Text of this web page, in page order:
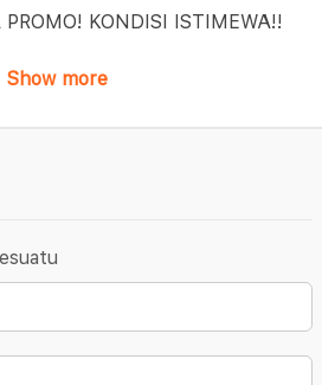
KONDISI ISTIMEWA!!
Show more